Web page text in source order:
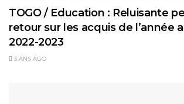
TOGO / Education : Reluisante
retour sur les acquis de l’année
2022-2023
3 ANS AGO